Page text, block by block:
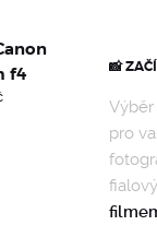
f4
📸
pro